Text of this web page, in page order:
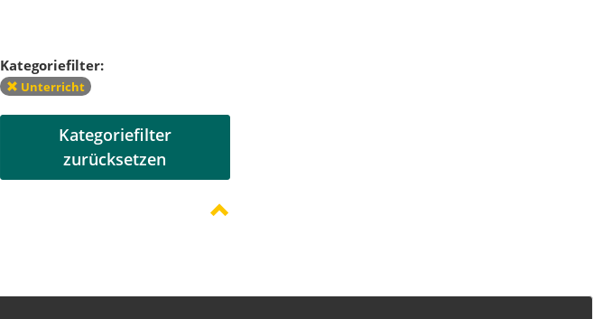
Kategoriefilter:
Unterricht
Kategoriefilter
zurücksetzen